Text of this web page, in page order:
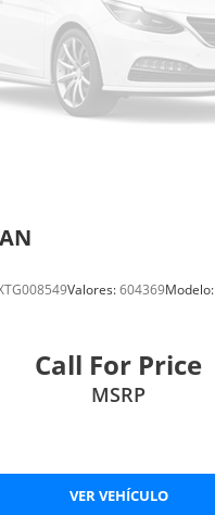
Valores:604369Modelo:
Call For Price
MSRP
VER VEHÍCULO